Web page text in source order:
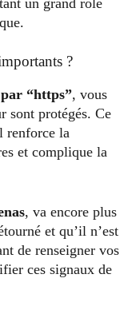
un grand rôle
?
par “https”, vous
sont protégés. Ce
renforce la
et complique la
, va encore plus
et qu’il n’est
de renseigner vos
ces signaux de